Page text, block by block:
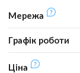
Мережа
Графік роботи
Ціна